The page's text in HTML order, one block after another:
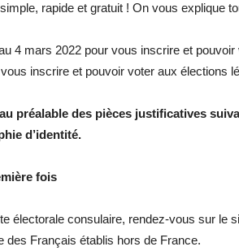
simple, rapide et gratuit ! On vous explique
4 mars 2022 pour vous inscrire et pouvoir
inscrire et pouvoir voter aux élections
préalable des pièces justificatives
d’identité.
fois
électorale consulaire, rendez-vous sur le
des Français établis hors de France.